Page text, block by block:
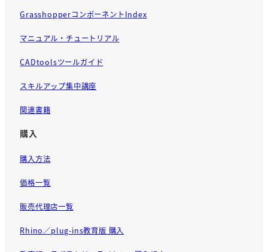
GrasshopperコンポーネントIndex
マニュアル・チュートリアル
CADtoolsツールガイド
スキルアップ集中講座
関連書籍
購入
購入方法
価格一覧
販売代理店一覧
Rhino／plug-ins教育版 購入